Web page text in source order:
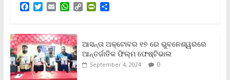
F
e
b
o
o
k
T
t
t
e
r
E
i
l
W
t
s
A
p
p
C
L
i
n
k
P
t
F
r
i
S
e
ଆସନ୍ତା ଅକ୍ଟୋବର ୧୭ ରେ ଭୁବନେଶ୍ୱରରେ
ଆନ୍ତର୍ଜାତିକ ଫିଲ୍ମ ଫେଷ୍ଟିଭାଲ
September 4, 2024 0